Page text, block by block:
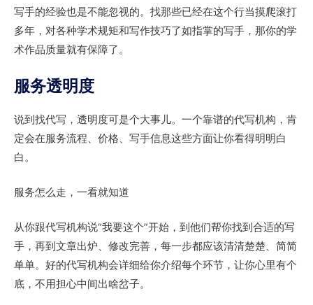
写手的经验也是不能忽视的。找那些已经在这个行当摸爬滚打
多年，对各种学术规矩和写作技巧了如指掌的写手，那你的学
术作品质量就有保障了。
服务透明度
说到找代写，透明度可是个大事儿。一个靠谱的代写机构，肯
定会在服务流程、价格、写手信息这些方面让你看得明明白
白。
服务怎么走，一看就知道
从你跟代写机构说“我要这个”开始，到他们帮你找到合适的写
手，再到文章出炉、修改完善，每一步都应该清清楚楚、简简
单单。好的代写机构会详细给你介绍每个环节，让你心里有个
底，不用担心中间出啥岔子。